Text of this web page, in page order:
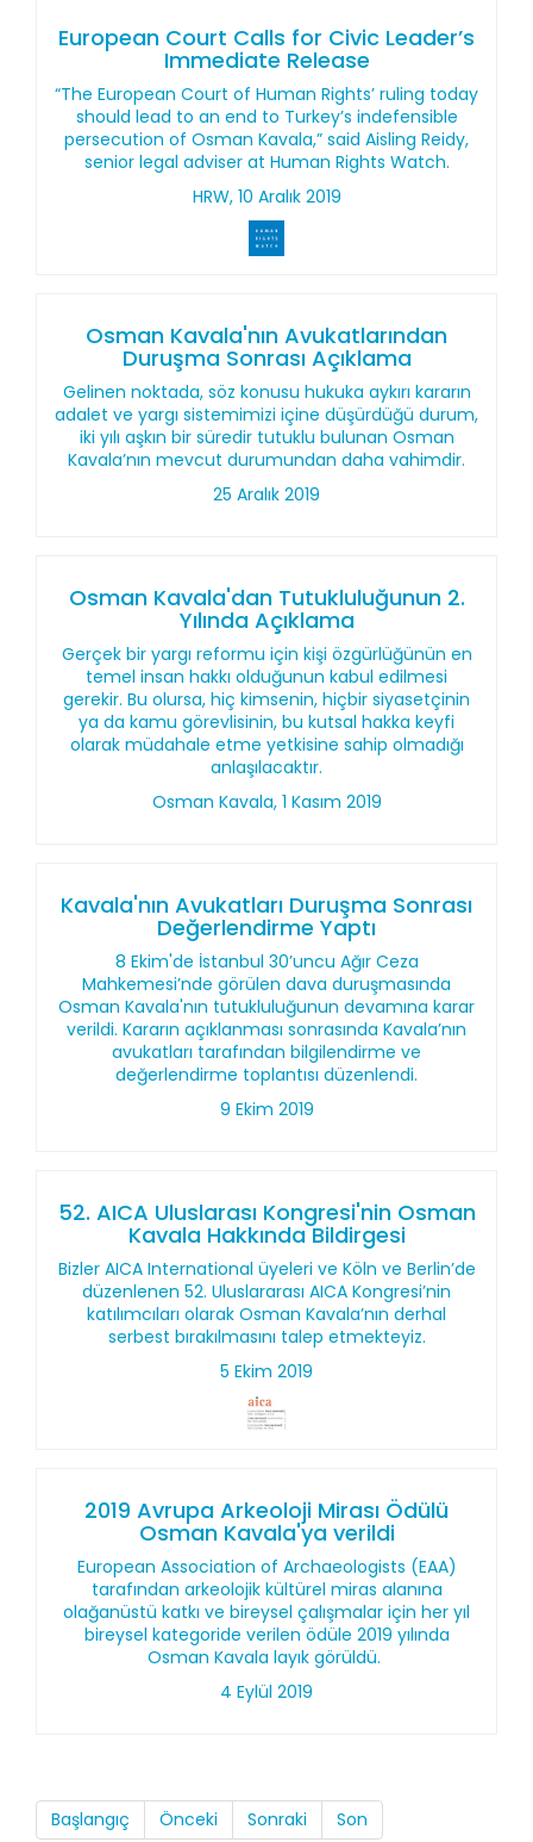
European Court Calls for Civic Leader’s
Immediate Release
“The European Court of Human Rights’ ruling today
should lead to an end to Turkey’s indefensible
persecution of Osman Kavala,” said Aisling Reidy,
senior legal adviser at Human Rights Watch.
HRW, 10 Aralık 2019
Osman Kavala'nın Avukatlarından
Duruşma Sonrası Açıklama
Gelinen noktada, söz konusu hukuka aykırı kararın
adalet ve yargı sistemimizi içine düşürdüğü durum,
iki yılı aşkın bir süredir tutuklu bulunan Osman
Kavala’nın mevcut durumundan daha vahimdir.
25 Aralık 2019
Osman Kavala'dan Tutukluluğunun 2.
Yılında Açıklama
Gerçek bir yargı reformu için kişi özgürlüğünün en
temel insan hakkı olduğunun kabul edilmesi
gerekir. Bu olursa, hiç kimsenin, hiçbir siyasetçinin
ya da kamu görevlisinin, bu kutsal hakka keyfi
olarak müdahale etme yetkisine sahip olmadığı
anlaşılacaktır.
Osman Kavala, 1 Kasım 2019
Kavala'nın Avukatları Duruşma Sonrası
Değerlendirme Yaptı
8 Ekim'de İstanbul 30’uncu Ağır Ceza
Mahkemesi’nde görülen dava duruşmasında
Osman Kavala'nın tutukluluğunun devamına karar
verildi. Kararın açıklanması sonrasında Kavala’nın
avukatları tarafından bilgilendirme ve
değerlendirme toplantısı düzenlendi.
9 Ekim 2019
52. AICA Uluslarası Kongresi'nin Osman
Kavala Hakkında Bildirgesi
Bizler AICA International üyeleri ve Köln ve Berlin’de
düzenlenen 52. Uluslararası AICA Kongresi’nin
katılımcıları olarak Osman Kavala’nın derhal
serbest bırakılmasını talep etmekteyiz.
5 Ekim 2019
2019 Avrupa Arkeoloji Mirası Ödülü
Osman Kavala'ya verildi
European Association of Archaeologists (EAA)
tarafından arkeolojik kültürel miras alanına
olağanüstü katkı ve bireysel çalışmalar için her yıl
bireysel kategoride verilen ödüle 2019 yılında
Osman Kavala layık görüldü.
4 Eylül 2019
Başlangıç Önceki Sonraki Son